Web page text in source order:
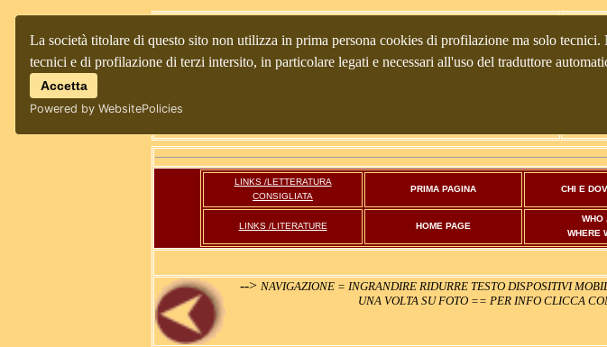
La società titolare di questo sito non utilizza in prima persona cookies di profilazione ma solo
tecnici e di profilazione di terzi intersito, in particolare legati e necessari all'uso del traduttore
Accetta
Powered by WebsitePolicies
LINKS /LETTERATURA
CONSIGLIATA
PRIMA PAGINA CHI E
LINKS /LITERATURE HOME PAGE
WHO
WHERE
--> NAVIGAZIONE = INGRANDIRE RIDURRE TESTO DISPOSITIVI
UNA VOLTA SU FOTO == PER INFO CLICCA